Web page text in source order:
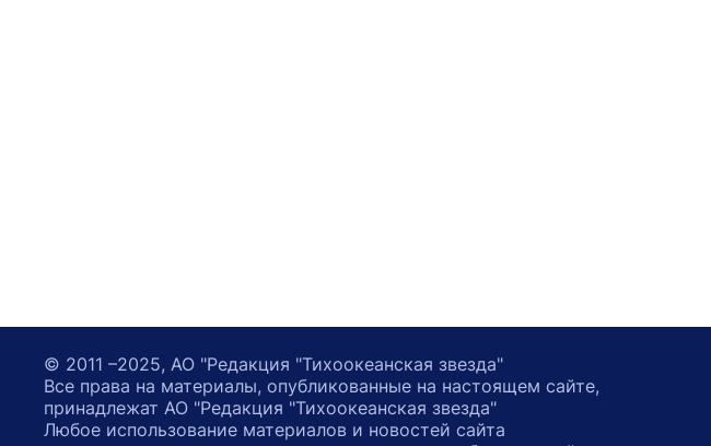
© 2011 –2025, АО "Редакция "Тихоокеанская звезда"
Все права на материалы, опубликованные на настоящем сайте,
принадлежат АО "Редакция "Тихоокеанская звезда"
Любое использование материалов и новостей сайта